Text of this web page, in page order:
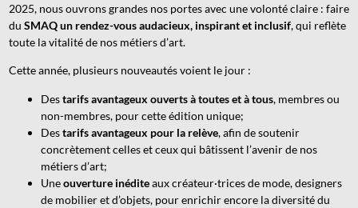
2025, nous ouvrons grandes nos portes avec une volonté claire : faire
du SMAQ un rendez-vous audacieux, inspirant et inclusif, qui reflète
toute la vitalité de nos métiers d’art.
Cette année, plusieurs nouveautés voient le jour :
Destarifs avantageux ouverts à toutes et à tous, membres ou
non-membres, pour cette édition unique;
Destarifs avantageux pour la relève, afin de soutenir
concrètement celles et ceux qui bâtissent l’avenir de nos
métiers d’art;
Uneouverture inéditeaux créateur·trices de mode, designers
de mobilier et d’objets, pour enrichir encore la diversité du